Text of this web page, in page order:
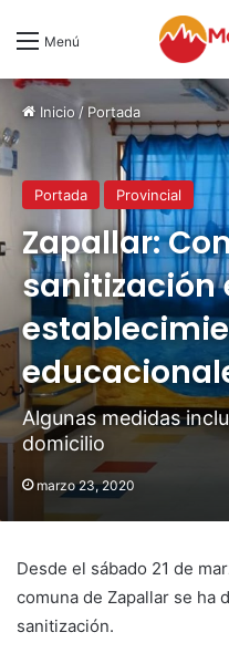
Menú
Inicio/ Portada
Portada Provincial
Zapallar:
sanitización
Algunas medidas
domicilio
marzo 23, 2020
Desde el sábado 21 de
comuna de Zapallar se ha
sanitización.